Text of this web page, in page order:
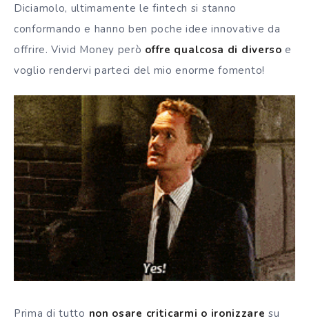
Diciamolo, ultimamente le fintech si stanno
conformando e hanno ben poche idee innovative da
offrire. Vivid Money però offre qualcosa di diverso e
voglio rendervi parteci del mio enorme fomento!
Prima di tutto non osare criticarmi o ironizzare su